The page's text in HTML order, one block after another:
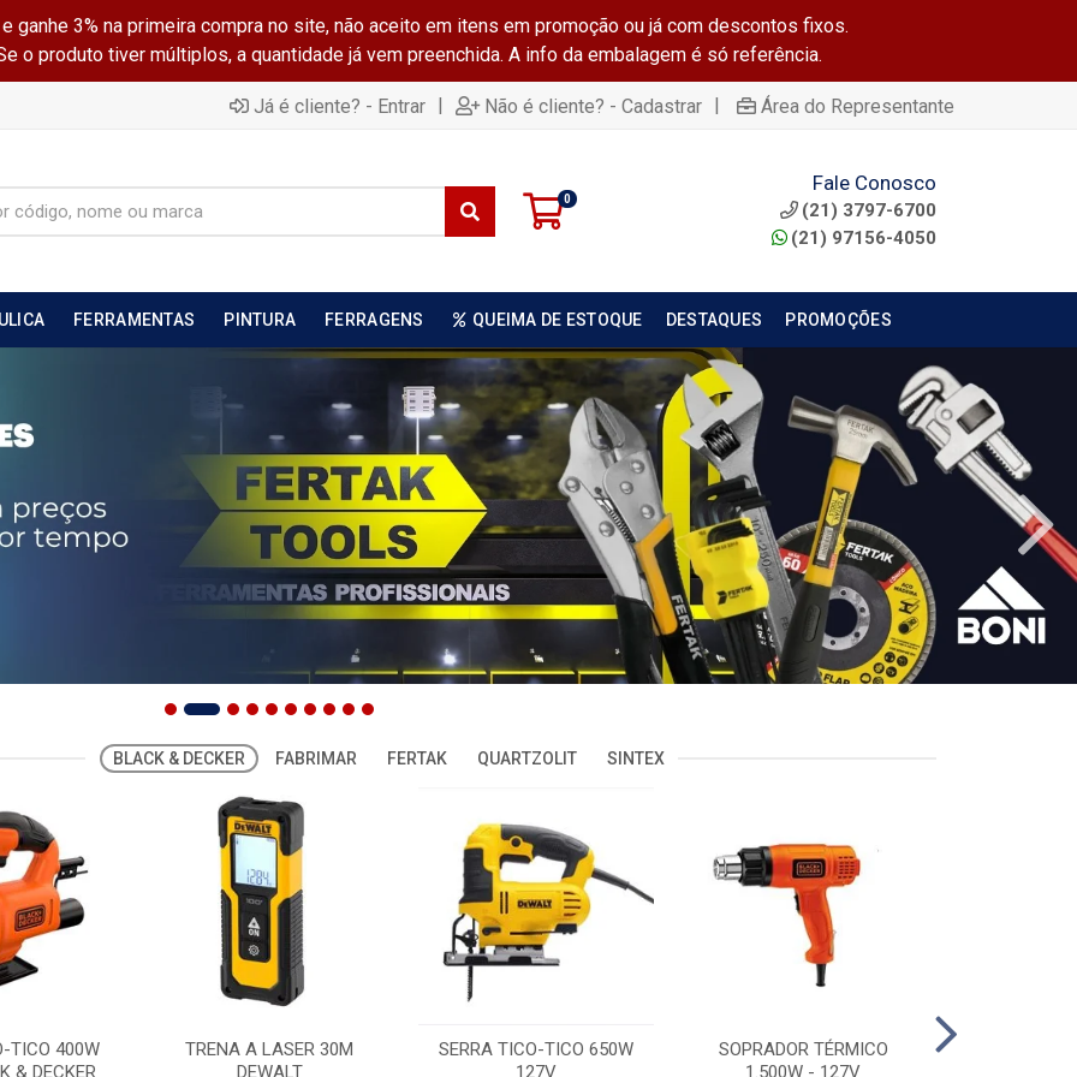
ganhe 3% na primeira compra no site, não aceito em itens em promoção ou já com descontos fixos.
o produto tiver múltiplos, a quantidade já vem preenchida. A info da embalagem é só referência.
Já é cliente? - Entrar | Não é cliente? - Cadastrar | Área do Representante
0
Fale Conosco
(21) 3797-6700
(21) 97156-4050
FERRAMENTAS PINTURA FERRAGENS QUEIMA DE ESTOQUE DESTAQUES PROMOÇÕES
BLACK & DECKER FABRIMAR FERTAK QUARTZOLIT SINTEX
TICO 400W
& DECKER
TRENA A LASER 30M
DEWALT
SERRA TICO-TICO 650W
127V
SOPRADOR TÉRMICO
1.500W - 127V